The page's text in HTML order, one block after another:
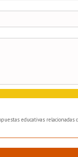
educativas